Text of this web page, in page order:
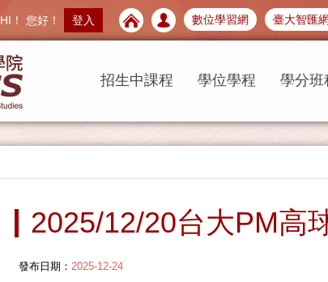
數位學習網 臺大智匯網
HI！ 您好！ 登入
招生中課程 學位學程 學分班
2025/12/20台大PM高
發布日期： 2025-12-24